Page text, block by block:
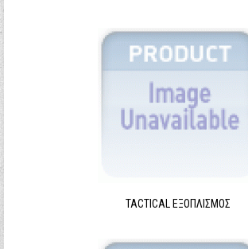
TACTICAL ΕΞΟΠΛΙΣΜΌΣ